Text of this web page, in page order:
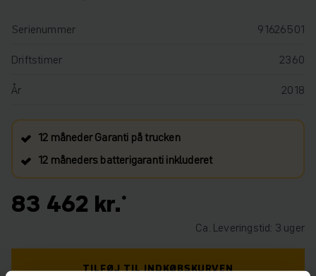
Serienummer
91626501
Driftstimer
2360
År
2018
12 måneder Garanti på trucken
12 måneders batterigaranti inkluderet
83 462 kr.
Ca. Leveringstid: 3 uger
TILFØJ TIL INDKØBSKURVEN